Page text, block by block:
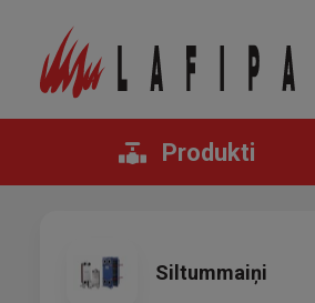
Produkti
Siltummaiņi